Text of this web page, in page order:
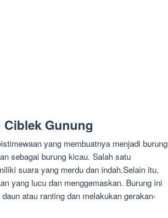
Gunung
yang membuatnya menjadi burung
sebagai burung kicau. Salah satu
suara yang merdu dan indah.Selain itu,
yang lucu dan menggemaskan. Burung ini
atau ranting dan melakukan gerakan-